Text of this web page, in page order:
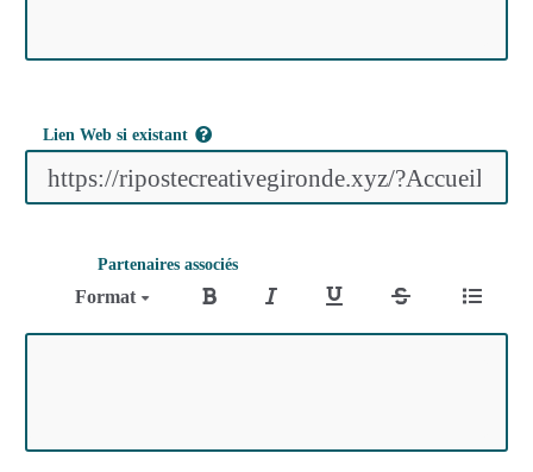
Lien Web si existant
Partenaires associés
Format